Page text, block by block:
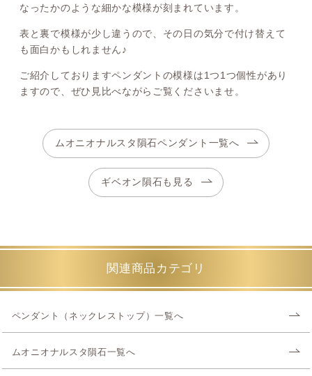
なったかのような細かな模様が刻まれています。
表と裏で模様が少し違うので、その日の気分で付け替えて
も面白かもしれません♪
ご紹介しておりますペンダントの模様は1つ1つ個性があり
ますので、ぜひ見比べながらご覧くださいませ。
ムオニオナルスタ隕石ペンダント一覧へ
ギベオン隕石も見る
関連商品カテゴリ
ペンダント（ネックレストップ）一覧へ
ムオニオナルスタ隕石一覧へ